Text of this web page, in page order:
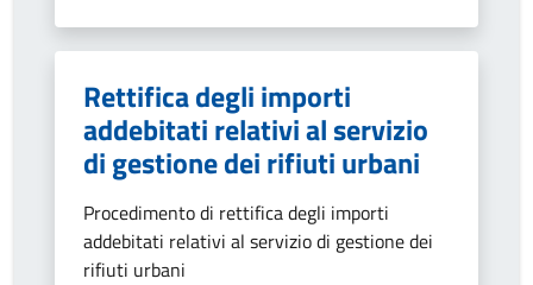
Rettifica degli importi
addebitati relativi al servizio
di gestione dei rifiuti urbani
Procedimento di rettifica degli importi
addebitati relativi al servizio di gestione dei
rifiuti urbani